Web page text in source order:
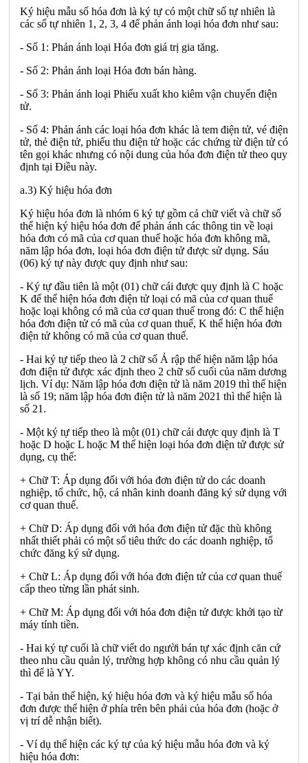
Ký hiệu mẫu số hóa đơn là ký tự có một chữ số tự nhiên là
các số tự nhiên 1, 2, 3, 4 để phản ánh loại hóa đơn như sau:
- Số 1: Phản ánh loại Hóa đơn giá trị gia tăng.
- Số 2: Phản ánh loại Hóa đơn bán hàng.
- Số 3: Phản ánh loại Phiếu xuất kho kiêm vận chuyển điện
tử.
- Số 4: Phản ánh các loại hóa đơn khác là tem điện tử, vé điện
tử, thẻ điện tử, phiếu thu điện tử hoặc các chứng từ điện tử có
tên gọi khác nhưng có nội dung của hóa đơn điện tử theo quy
định tại Điều này.
a.3) Ký hiệu hóa đơn
Ký hiệu hóa đơn là nhóm 6 ký tự gồm cả chữ viết và chữ số
thể hiện ký hiệu hóa đơn để phản ánh các thông tin về loại
hóa đơn có mã của cơ quan thuế hoặc hóa đơn không mã,
năm lập hóa đơn, loại hóa đơn điện tử được sử dụng. Sáu
(06) ký tự này được quy định như sau:
- Ký tự đầu tiên là một (01) chữ cái được quy định là C hoặc
K để thể hiện hóa đơn điện tử loại có mã của cơ quan thuế
hoặc loại không có mã của cơ quan thuế trong đó: C thể hiện
hóa đơn điện tử có mã của cơ quan thuế, K thể hiện hóa đơn
điện tử không có mã của cơ quan thuế.
- Hai ký tự tiếp theo là 2 chữ số Ả rập thể hiện năm lập hóa
đơn điện tử được xác định theo 2 chữ số cuối của năm dương
lịch. Ví dụ: Năm lập hóa đơn điện tử là năm 2019 thì thể hiện
là số 19; năm lập hóa đơn điện tử là năm 2021 thì thể hiện là
số 21.
- Một ký tự tiếp theo là một (01) chữ cái được quy định là T
hoặc D hoặc L hoặc M thể hiện loại hóa đơn điện tử được sử
dụng, cụ thể:
+ Chữ T: Áp dụng đối với hóa đơn điện tử do các doanh
nghiệp, tổ chức, hộ, cá nhân kinh doanh đăng ký sử dụng với
cơ quan thuế.
+ Chữ D: Áp dụng đối với hóa đơn điện tử đặc thù không
nhất thiết phải có một số tiêu thức do các doanh nghiệp, tổ
chức đăng ký sử dụng.
+ Chữ L: Áp dụng đối với hóa đơn điện tử của cơ quan thuế
cấp theo từng lần phát sinh.
+ Chữ M: Áp dụng đối với hóa đơn điện tử được khởi tạo từ
máy tính tiền.
- Hai ký tự cuối là chữ viết do người bán tự xác định căn cứ
theo nhu cầu quản lý, trường hợp không có nhu cầu quản lý
thì để là YY.
- Tại bản thể hiện, ký hiệu hóa đơn và ký hiệu mẫu số hóa
đơn được thể hiện ở phía trên bên phải của hóa đơn (hoặc ở
vị trí dễ nhận biết).
- Ví dụ thể hiện các ký tự của ký hiệu mẫu hóa đơn và ký
hiệu hóa đơn: